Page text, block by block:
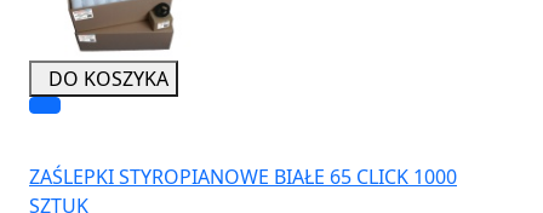
DO KOSZYKA
ZAŚLEPKI STYROPIANOWE BIAŁE 65 CLICK 1000
SZTUK